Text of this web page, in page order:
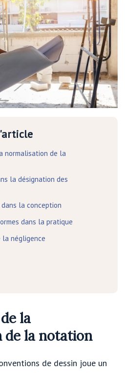
normalisation de la
la désignation des
la conception
dans la pratique
la négligence
la
la notation
de dessin joue un